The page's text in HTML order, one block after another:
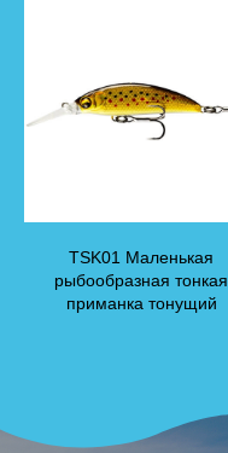
TSK01 Маленькая
рыбообразная тонкая
приманка тонущий